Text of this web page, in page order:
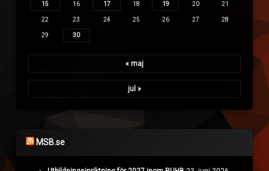
15 16 17 18 19 20 21
22 23 24 25 26 27 28
29 30
« maj
jul »
MSB.se